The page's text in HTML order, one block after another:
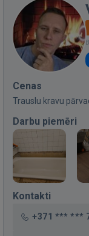
Cenas
Trauslu kravu
Darbu piemēri
Kontakti
+371 *** ***